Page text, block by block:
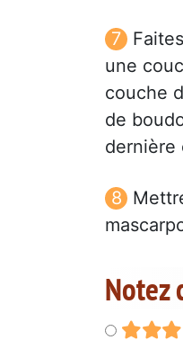
une
couche
de
dernière
Notez